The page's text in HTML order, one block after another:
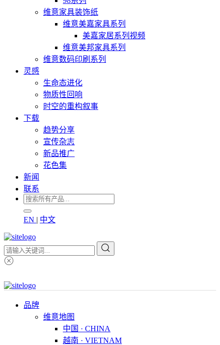
维意家具装饰纸
维意美嘉家具系列
美嘉家居系列视频
维意美邦家具系列
维意数码印刷系列
灵感
生命态进化
物质性回响
时空的重构叙事
下载
趋势分享
宣传杂志
新品推广
花色集
新闻
联系
EN | 中文
品牌
维意地图
中国 · CHINA
越南 · VIETNAM